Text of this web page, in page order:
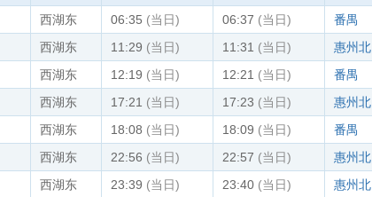
西湖东 06:35 (当日) 06:37 (当日) 番禺
西湖东 11:29 (当日) 11:31 (当日) 惠州北
西湖东 12:19 (当日) 12:21 (当日) 番禺
西湖东 17:21 (当日) 17:23 (当日) 惠州北
西湖东 18:08 (当日) 18:09 (当日) 番禺
西湖东 22:56 (当日) 22:57 (当日) 惠州北
西湖东 23:39 (当日) 23:40 (当日) 惠州北